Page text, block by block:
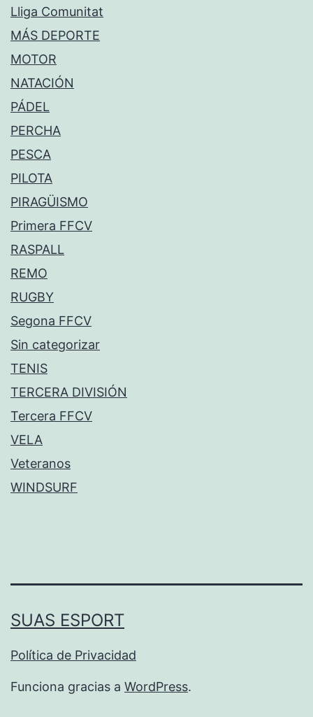
Lliga Comunitat
MÁS DEPORTE
MOTOR
NATACIÓN
PÁDEL
PERCHA
PESCA
PILOTA
PIRAGÜISMO
Primera FFCV
RASPALL
REMO
RUGBY
Segona FFCV
Sin categorizar
TENIS
TERCERA DIVISIÓN
Tercera FFCV
VELA
Veteranos
WINDSURF
SUAS ESPORT
Política de Privacidad
Funciona gracias a WordPress.